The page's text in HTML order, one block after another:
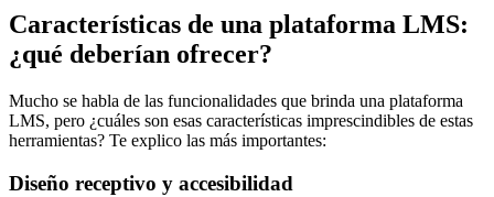
Características de una plataforma LMS:
¿qué deberían ofrecer?
Mucho se habla de las funcionalidades que brinda una plataforma
LMS, pero ¿cuáles son esas características imprescindibles de estas
herramientas? Te explico las más importantes:
Diseño receptivo y accesibilidad